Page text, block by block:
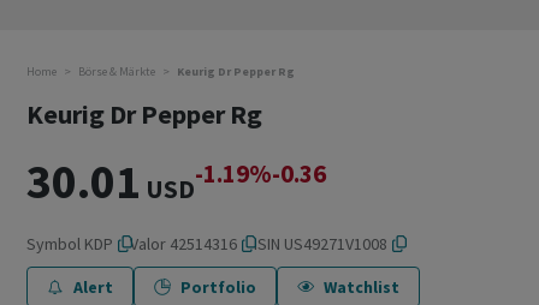
Home Börse & Märkte Keurig Dr Pepper Rg
Keurig Dr Pepper Rg
30.01 USD-1.19%-0.36
Symbol KDP Valor 42514316 ISIN US49271V1008
Alert
Portfolio Watchlist